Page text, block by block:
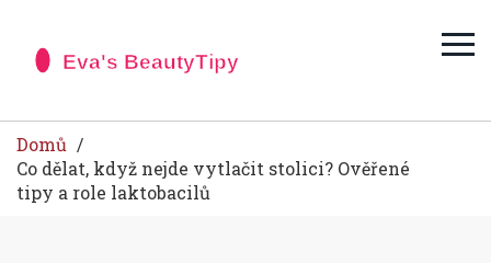
Domů
Co dělat, když nejde vytlačit stolici? Ověřené
tipy a role laktobacilů